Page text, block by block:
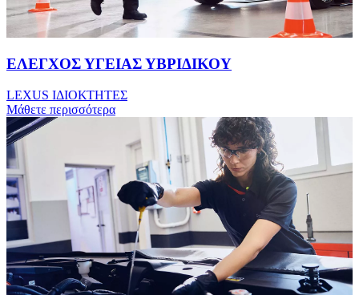
ΕΛΕΓΧΟΣ ΥΓΕΙΑΣ ΥΒΡΙΔΙΚΟΥ
LEXUS IΔΙΟΚΤΗΤΕΣ
Μάθετε περισσότερα